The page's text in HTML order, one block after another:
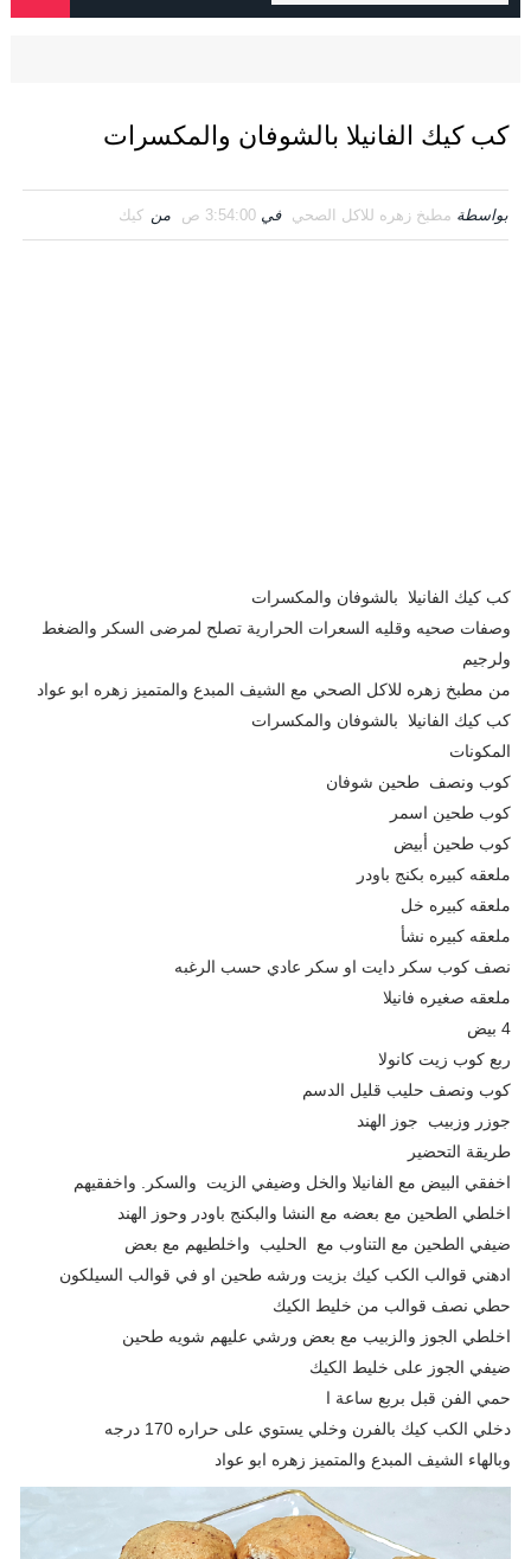
كب كيك الفانيلا بالشوفان والمكسرات
بواسطة مطبخ زهره للاكل الصحي في 3:54:00 ص من كيك
كب كيك الفانيلا بالشوفان والمكسرات
وصفات صحيه وقليه السعرات الحرارية تصلح لمرضى السكر والضغط
ولرجيم
من مطبخ زهره للاكل الصحي مع الشيف المبدع والمتميز زهره ابو عواد
كب كيك الفانيلا بالشوفان والمكسرات
المكونات
كوب ونصف طحين شوفان
كوب طحين اسمر
كوب طحين أبيض
ملعقه كبيره بكنج باودر
ملعقه كبيره خل
ملعقه كبيره نشأ
نصف كوب سكر دايت او سكر عادي حسب الرغبه
ملعقه صغيره فانيلا
4 بيض
ربع كوب زيت كانولا
كوب ونصف حليب قليل الدسم
جوزر وزبيب جوز الهند
طريقة التحضير
اخفقي البيض مع الفانيلا والخل وضيفي الزيت والسكر. واخفقيهم
اخلطي الطحين مع بعضه مع النشا والبكنج باودر وحوز الهند
ضيفي الطحين مع التناوب مع الحليب واخلطيهم مع بعض
ادهني قوالب الكب كيك بزيت ورشه طحين او في قوالب السيلكون
حطي نصف قوالب من خليط الكيك
اخلطي الجوز والزبيب مع بعض ورشي عليهم شويه طحين
ضيفي الجوز على خليط الكيك
حمي الفن قبل بربع ساعة ا
دخلي الكب كيك بالفرن وخلي يستوي على حراره 170 درجه
وبالهاء الشيف المبدع والمتميز زهره ابو عواد